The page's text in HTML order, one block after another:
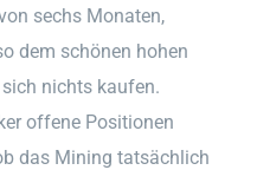
sechs Monaten,
dem schönen hohen
nichts kaufen.
offene Positionen
das Mining tatsächlich